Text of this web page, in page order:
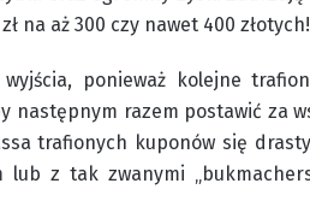
na aż 300 czy nawet 400 złotych!
ponieważ kolejne
następnym razem postawić za
trafionych kuponów się
z tak zwanymi